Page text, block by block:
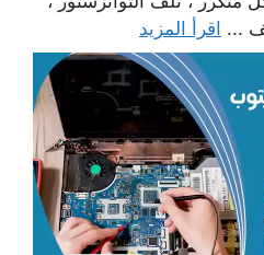
... اقرأ المزيد